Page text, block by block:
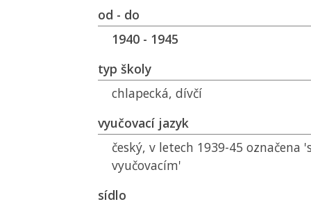
od - do
1940 - 1945
typ školy
chlapecká, dívčí
vyučovací jazyk
český, v letech 1939-45 označena
vyučovacím'
sídlo